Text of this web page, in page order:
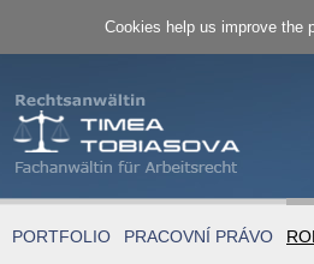
Cookies help us improve the
PORTFOLIO PRACOVNÍ PRÁVO